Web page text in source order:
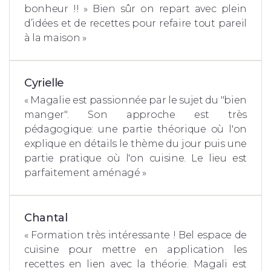
bonheur !! » Bien sûr on repart avec plein
d’idées et de recettes pour refaire tout pareil
à la maison »
Cyrielle
« Magalie est passionnée par le sujet du "bien
manger". Son approche est très
pédagogique: une partie théorique où l'on
explique en détails le thème du jour puis une
partie pratique où l'on cuisine. Le lieu est
parfaitement aménagé »
Chantal
« Formation très intéressante ! Bel espace de
cuisine pour mettre en application les
recettes en lien avec la théorie. Magali est